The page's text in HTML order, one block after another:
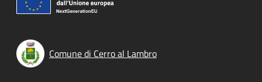
Comune di Cerro al Lambro